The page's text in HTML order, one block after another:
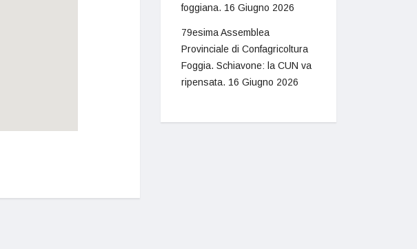
foggiana. 16 Giugno 2026
79esima Assemblea
Provinciale di Confagricoltura
Foggia. Schiavone: la CUN va
ripensata. 16 Giugno 2026